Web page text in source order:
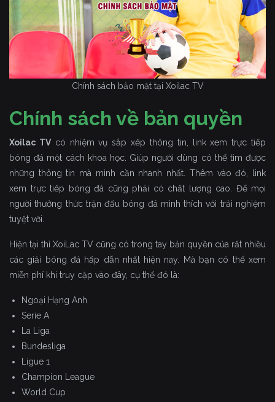
Chính sách bảo mật tại Xoilac TV
Chính sách về bản quyền
Xoilac TVcó nhiệm vụ sắp xếp thông tin, link xem trực tiếp
bóng đá một cách khoa học. Giúp người dùng có thể tìm được
những thông tin mà mình cần nhanh nhất. Thêm vào đó, link
xem trực tiếp bóng đá cũng phải có chất lượng cao. Để mọi
người thưởng thức trận đấu bóng đá mình thích với trải nghiệm
tuyệt vời.
Hiện tại thì XoiLac TV cũng có trong tay bản quyền của rất nhiều
các giải bóng đá hấp dẫn nhất hiện nay. Mà bạn có thể xem
miễn phí khi truy cập vào đây, cụ thể đó là:
Ngoại Hạng Anh
Serie A
La Liga
Bundesliga
Ligue 1
Champion League
World Cup